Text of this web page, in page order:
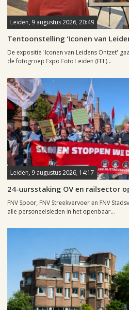
Leiden, 9 augustus 2026, 20:49
Tentoonstelling ‘Iconen van
De expositie 'Iconen van Leidens Ontzet'
de fotogroep Expo Foto Leiden (EFL)...
Leiden, 9 augustus 2026, 14:17
24-uursstaking OV en railsector
FNV Spoor, FNV Streekvervoer en FNV
alle personeelsleden in het openbaar...